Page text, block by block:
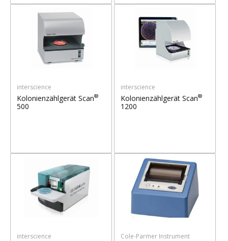
interscience
Kolonienzählgerät Scan®
500
interscience
Kolonienzählgerät Scan®
1200
interscience Cole-Parmer Instrument